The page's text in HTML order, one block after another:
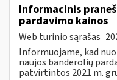
Informacinis
pardavimo kainos
Web turinio sąrašas
Informuojame, kad
naujos banderolių
patvirtintos 2021 m.